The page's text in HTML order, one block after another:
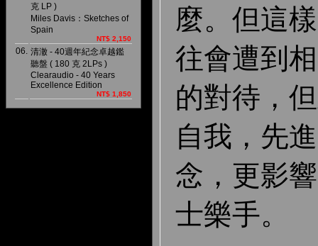
克 LP )
Miles Davis：Sketches of
Spain
NT$ 2,150
06. 清澈 - 40週年紀念卓越鑑
聽盤 ( 180 克 2LPs )
Clearaudio - 40 Years
Excellence Edition
NT$ 1,850
麼。但這
往會遭到
的對待，
自我，先
念，更影
士樂手。